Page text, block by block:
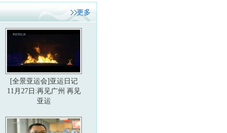
更多
[全景亚运会]亚运日记
11月27日:再见广州 再见
亚运